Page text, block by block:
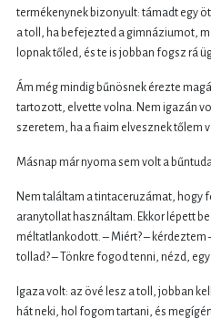
termékenynek bizonyult: támadt egy
a toll, ha befejezted a gimnáziumot,
lopnak tőled, és te is jobban fogsz rá
Ám még mindig bűnösnek érezte
tartozott, elvette volna. Nem igazán
szeretem, ha a fiaim elvesznek tőlem
Másnap már nyoma sem volt a
Nem találtam a tintaceruzámat, hogy
aranytollat használtam. Ekkor lépett
méltatlankodott. – Miért? –
tollad? – Tönkre fogod tenni, nézd,
Igaza volt: az övé lesz a toll, jobban
hát neki, hol fogom tartani, és